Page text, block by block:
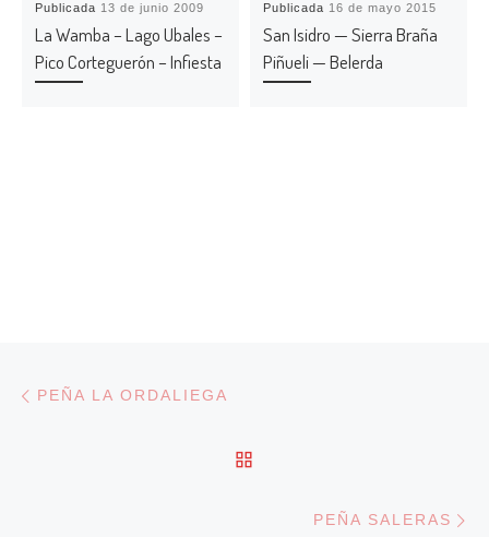
Publicada 13 de junio 2009
La Wamba – Lago Ubales –
Pico Corteguerón – Infiesta
Publicada 16 de mayo 2015
San Isidro — Sierra Braña
Piñueli — Belerda
Navegación de entradas
PEÑA LA ORDALIEGA
PEÑA SALERAS